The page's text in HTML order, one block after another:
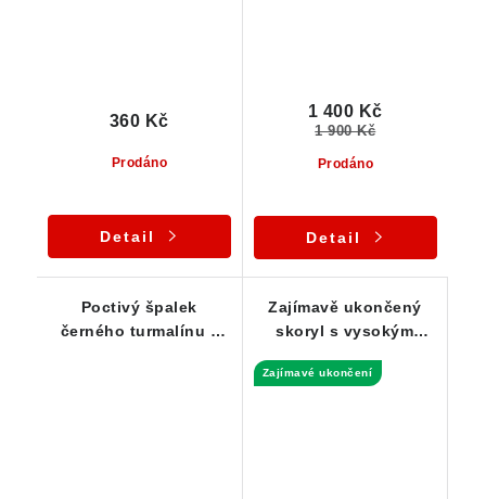
Prodáno
360 Kč
Detail
Prodáno
1 400 Kč
1 900 Kč
Detail
Poctivý špalek
černého turmalínu z
Zajímavě ukončený
skoryl s vysokým
rýhováním-14 g
Zajímavé ukončení